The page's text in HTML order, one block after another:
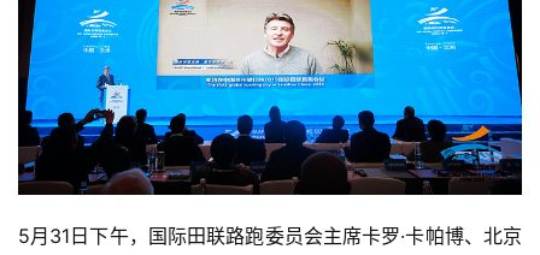
备
训
练
视
5月31日下午，国际田联路跑委员会主席卡罗·卡帕博、北京